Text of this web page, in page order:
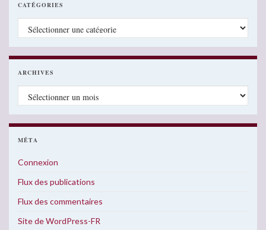
CATÉGORIES
Catégories
ARCHIVES
Archives
MÉTA
Connexion
Flux des publications
Flux des commentaires
Site de WordPress-FR